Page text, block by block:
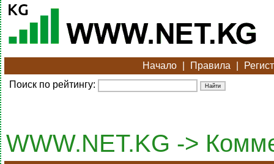
Начало Правила
Поиск по рейтингу:
WWW.NET.KG ->